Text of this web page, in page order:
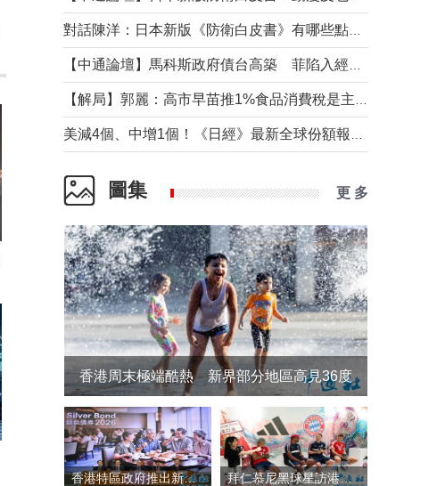
圖集 更 多
香港周末極端酷熱 新界部分地區高見36度
香港特區政府推出新一批銀色債券 每手1萬元保底息4.25厘 拜仁慕尼黑球星訪港 與球迷近距離互動